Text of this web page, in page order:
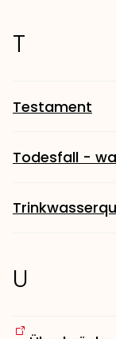
T
Testament
Todesfall -
U